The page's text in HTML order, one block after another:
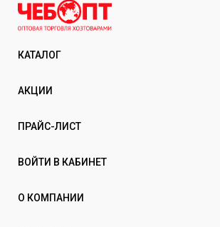
КАТАЛОГ
АКЦИИ
ПРАЙС-ЛИСТ
ВОЙТИ В КАБИНЕТ
О КОМПАНИИ